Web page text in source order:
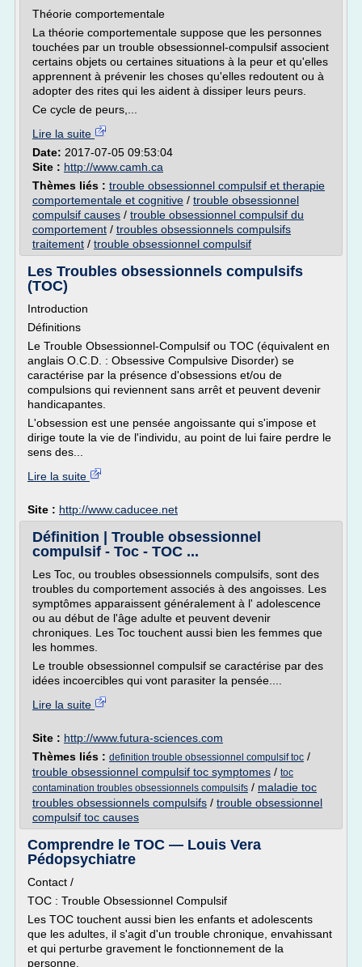
Théorie comportementale
La théorie comportementale suppose que les personnes
touchées par un trouble obsessionnel-compulsif associent
certains objets ou certaines situations à la peur et qu'elles
apprennent à prévenir les choses qu'elles redoutent ou à
adopter des rites qui les aident à dissiper leurs peurs.
Ce cycle de peurs,...
Lire la suite
Date: 2017-07-05 09:53:04
Site : http://www.camh.ca
Thèmes liés : trouble obsessionnel compulsif et therapie
comportementale et cognitive / trouble obsessionnel
compulsif causes / trouble obsessionnel compulsif du
comportement / troubles obsessionnels compulsifs
traitement / trouble obsessionnel compulsif
Les Troubles obsessionnels compulsifs
(TOC)
Introduction
Définitions
Le Trouble Obsessionnel-Compulsif ou TOC (équivalent en
anglais O.C.D. : Obsessive Compulsive Disorder) se
caractérise par la présence d'obsessions et/ou de
compulsions qui reviennent sans arrêt et peuvent devenir
handicapantes.
L'obsession est une pensée angoissante qui s'impose et
dirige toute la vie de l'individu, au point de lui faire perdre le
sens des...
Lire la suite
Site : http://www.caducee.net
Définition | Trouble obsessionnel
compulsif - Toc - TOC ...
Les Toc, ou troubles obsessionnels compulsifs, sont des
troubles du comportement associés à des angoisses. Les
symptômes apparaissent généralement à l' adolescence
ou au début de l'âge adulte et peuvent devenir
chroniques. Les Toc touchent aussi bien les femmes que
les hommes.
Le trouble obsessionnel compulsif se caractérise par des
idées incoercibles qui vont parasiter la pensée....
Lire la suite
Site : http://www.futura-sciences.com
Thèmes liés : definition trouble obsessionnel compulsif toc /
trouble obsessionnel compulsif toc symptomes / toc
contamination troubles obsessionnels compulsifs / maladie toc
troubles obsessionnels compulsifs / trouble obsessionnel
compulsif toc causes
Comprendre le TOC — Louis Vera
Pédopsychiatre
Contact /
TOC : Trouble Obsessionnel Compulsif
Les TOC touchent aussi bien les enfants et adolescents
que les adultes, il s'agit d'un trouble chronique, envahissant
et qui perturbe gravement le fonctionnement de la
personne.